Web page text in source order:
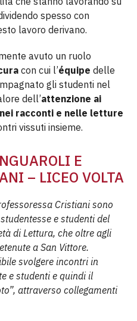
spesso con
lavoro derivano.
avuto un ruolo
con cui l’équipe delle
gli studenti nel
dell’attenzione ai
racconti e nelle letture
vissuti insieme.
E
– LICEO VOLTA
Cristiani sono
e studenti del
di Lettura, che oltre agli
a San Vittore.
svolgere incontri in
e studenti e quindi il
attraverso collegamenti